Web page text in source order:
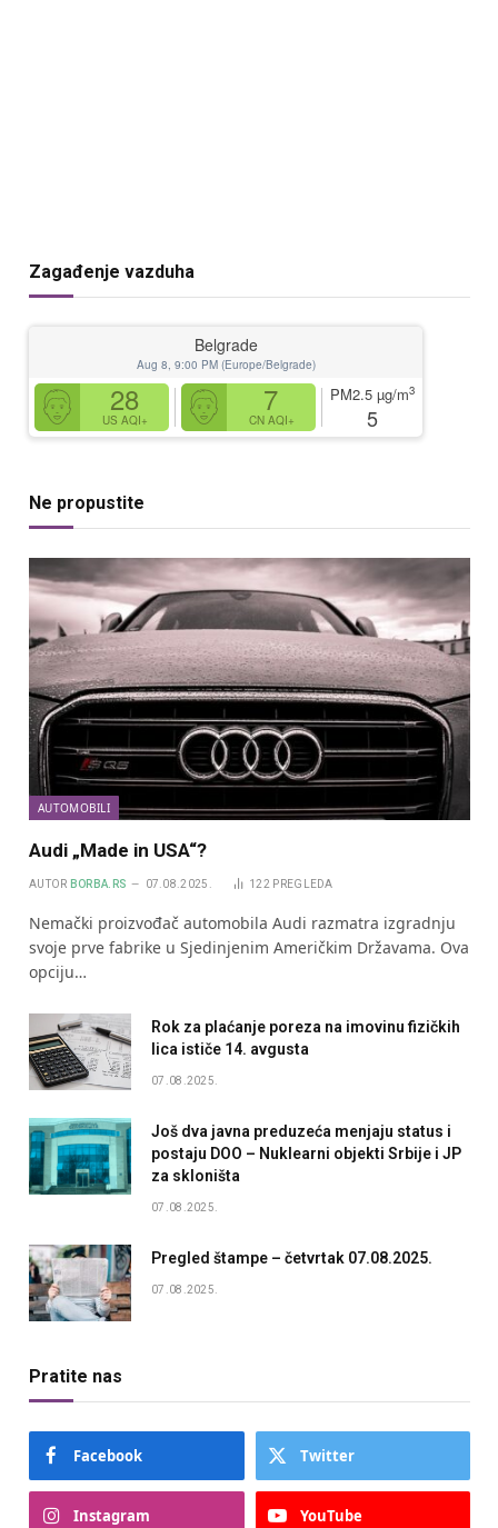
Zagađenje vazduha
Belgrade
Aug 8, 9:00 PM (Europe/Belgrade)
28
US AQI+
7
CN AQI+
PM2.5 µg/m3
5
Ne propustite
AUTOMOBILI
Audi „Made in USA“?
AUTOR BORBA.RS 07.08.2025. 122 PREGLEDA
Nemački proizvođač automobila Audi razmatra izgradnju
svoje prve fabrike u Sjedinjenim Američkim Državama. Ova
opciju…
Rok za plaćanje poreza na imovinu fizičkih
lica ističe 14. avgusta
07.08.2025.
Još dva javna preduzeća menjaju status i
postaju DOO – Nuklearni objekti Srbije i JP
za skloništa
07.08.2025.
Pregled štampe – četvrtak 07.08.2025.
07.08.2025.
Pratite nas
Facebook Twitter
Instagram YouTube